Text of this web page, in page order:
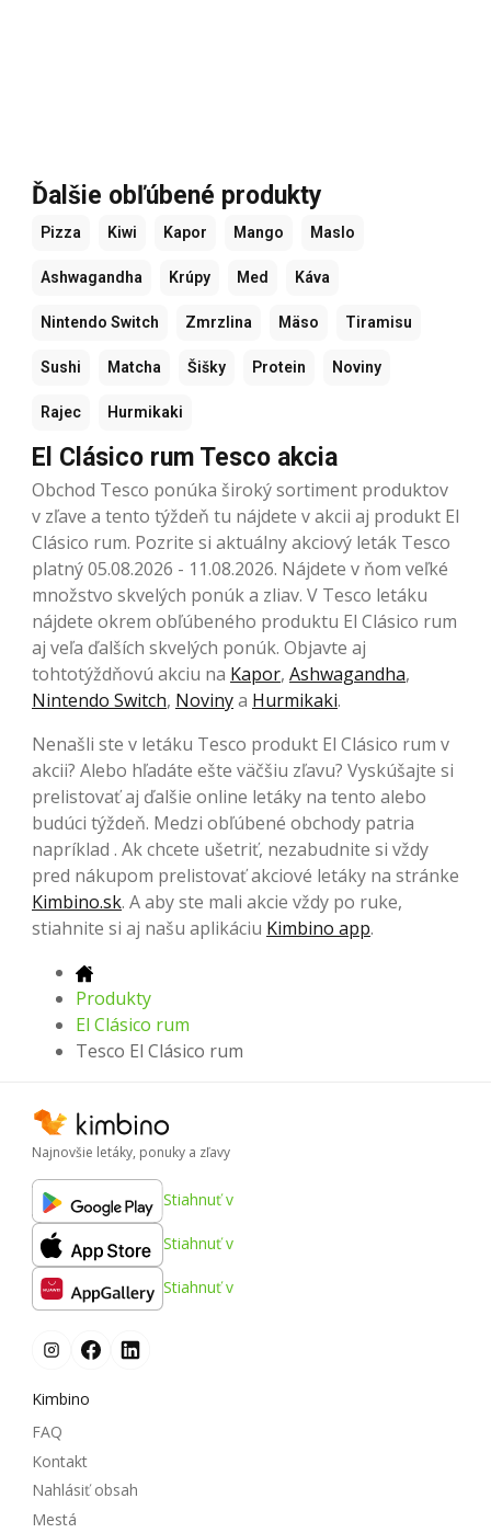
Ďalšie obľúbené produkty
Pizza Kiwi Kapor Mango Maslo
Ashwagandha Krúpy Med Káva
Nintendo Switch Zmrzlina Mäso Tiramisu
Sushi Matcha Šišky Protein Noviny
Rajec Hurmikaki
El Clásico rum Tesco akcia
Obchod Tesco ponúka široký sortiment produktov
v zľave a tento týždeň tu nájdete v akcii aj produkt El
Clásico rum. Pozrite si aktuálny akciový leták Tesco
platný 05.08.2026 - 11.08.2026. Nájdete v ňom veľké
množstvo skvelých ponúk a zliav. V Tesco letáku
nájdete okrem obľúbeného produktu El Clásico rum
aj veľa ďalších skvelých ponúk. Objavte aj
tohtotýždňovú akciu na Kapor, Ashwagandha,
Nintendo Switch, Novinya Hurmikaki.
Nenašli ste v letáku Tesco produkt El Clásico rum v
akcii? Alebo hľadáte ešte väčšiu zľavu? Vyskúšajte si
prelistovať aj ďalšie online letáky na tento alebo
budúci týždeň. Medzi obľúbené obchody patria
napríklad . Ak chcete ušetriť, nezabudnite si vždy
pred nákupom prelistovať akciové letáky na stránke
Kimbino.sk. A aby ste mali akcie vždy po ruke,
stiahnite si aj našu aplikáciu Kimbino app.
Produkty
El Clásico rum
Tesco El Clásico rum
Najnovšie letáky, ponuky a zľavy
Stiahnuť v
Stiahnuť v
Stiahnuť v
Kimbino
FAQ
Kontakt
Nahlásiť obsah
Mestá